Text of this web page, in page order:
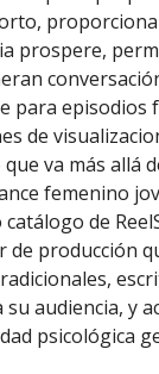
prospere,
para episodios
de
va más allá
femenino
de
de producción
audiencia, y
psicológica